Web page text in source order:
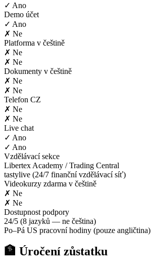
✓ Ano
Demo účet
✓ Ano
✗ Ne
Platforma v češtině
✗ Ne
✗ Ne
Dokumenty v češtině
✗ Ne
✗ Ne
Telefon CZ
✗ Ne
✗ Ne
Live chat
✓ Ano
✓ Ano
Vzdělávací sekce
Libertex Academy / Trading Central
tastylive (24/7 finanční vzdělávací síť)
Videokurzy zdarma v češtině
✗ Ne
✗ Ne
Dostupnost podpory
24/5 (8 jazyků — ne čeština)
Po–Pá US pracovní hodiny (pouze angličtina)
🏦 Úročení zůstatku